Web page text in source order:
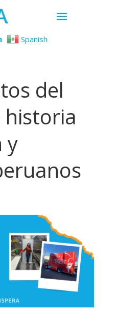
Spanish
del
historia
y